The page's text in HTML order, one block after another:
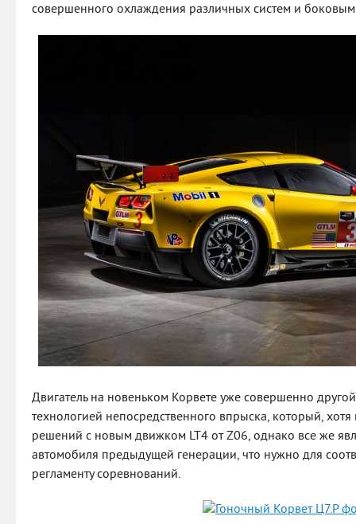
совершенного охлаждения различных систем и
Двигатель на новеньком Корвете уже совершенно
технологией непосредственного впрыска, который, хотя
решений с новым движком LT4 от Z06, однако все же
автомобиля предыдущей генерации, что нужно для
регламенту соревнований.